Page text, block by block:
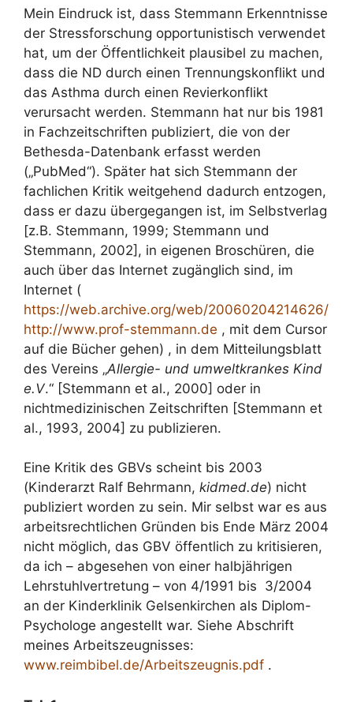
Mein Eindruck ist, dass Stemmann Erkenntnisse
der Stressforschung opportunistisch verwendet
hat, um der Öffentlichkeit plausibel zu machen,
dass die ND durch einen Trennungskonflikt und
das Asthma durch einen Revierkonflikt
verursacht werden. Stemmann hat nur bis 1981
in Fachzeitschriften publiziert, die von der
Bethesda-Datenbank erfasst werden
(„PubMed“). Später hat sich Stemmann der
fachlichen Kritik weitgehend dadurch entzogen,
dass er dazu übergegangen ist, im Selbstverlag
[z.B. Stemmann, 1999; Stemmann und
Stemmann, 2002], in eigenen Broschüren, die
auch über das Internet zugänglich sind, im
Internet (
https://web.archive.org/web/20060204214626/
http://www.prof-stemmann.de , mit dem Cursor
auf die Bücher gehen) , in dem Mitteilungsblatt
des Vereins „Allergie- und umweltkrankes Kind
e.V.“ [Stemmann et al., 2000] oder in
nichtmedizinischen Zeitschriften [Stemmann et
al., 1993, 2004] zu publizieren.
Eine Kritik des GBVs scheint bis 2003
(Kinderarzt Ralf Behrmann, kidmed.de) nicht
publiziert worden zu sein. Mir selbst war es aus
arbeitsrechtlichen Gründen bis Ende März 2004
nicht möglich, das GBV öffentlich zu kritisieren,
da ich – abgesehen von einer halbjährigen
Lehrstuhlvertretung – von 4/1991 bis 3/2004
an der Kinderklinik Gelsenkirchen als Diplom-
Psychologe angestellt war. Siehe Abschrift
meines Arbeitszeugnisses:
www.reimbibel.de/Arbeitszeugnis.pdf .